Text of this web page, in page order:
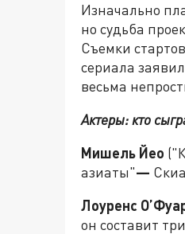
Изначально
но судьба
Съемки
сериала
весьма
Актеры: кто
Мишель Йео
азиаты"—
Лоуренс
он составит